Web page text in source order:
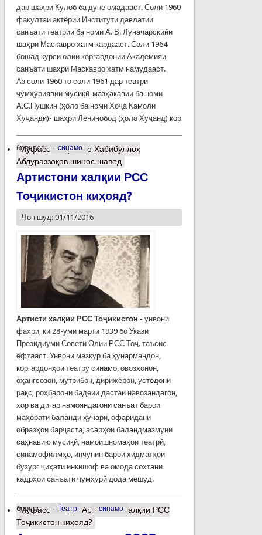
дар шаҳри Кӯлоб ба дунё омадааст. Соли 1960
факултаи актёрии Институти давлатии
санъати театрии ба номи А. В. Луначарскийи
шаҳри Маскавро хатм кардааст. Соли 1964
бошад курси олии коргардонии Академияи
санъати шаҳри Маскавро хатм намудааст.
Аз соли 1960 то соли 1961 дар театри
ҷумҳуриявии мусиқӣ-мазҳакавии ба номи
А.С.Пушкин (ҳоло ба номи Хоҷа Камоли
Хуҷандӣ)- шаҳри Ленинобод (ҳоло Хуҷанд) кор
барчасп: синамо
Муфассалтаро Бо Ҳабибуллоҳ
Абдураззоқов шинос шавед
Артистони халқии РСС
Тоҷикистон киҳояд?
Чоп шуд: 01/11/2016
Артисти халқии РСС Тоҷикистон - унвони
фахрӣ, ки 28-уми марти 1939 бо Укази
Президиуми Совети Олии РСС Тоҷ. таъсис
ёфтааст. Унвони мазкур ба ҳунармандон,
коргардонҳои театру синамо, овозхонон,
оҳангсозон, мутрибон, дирижёрон, устодони
рақс, роҳбарони бадеии дастаи навозандагон,
хор ва дигар намояндагони санъат барои
маҳорати баланди ҳунарӣ, офаридани
образҳои барҷаста, асарҳои баландмазмуни
саҳнавию мусиқӣ, намоишномаҳои театрӣ,
синамофилмҳо, инчунин барои хидматҳои
бузург ҷиҳати инкишоф ва омода сохтани
кадрҳои санъати ҷумҳурӣ дода мешуд.
барчасп: Театр синамо
Муфассалтаро Артистони халқии РСС
Тоҷикистон киҳояд?